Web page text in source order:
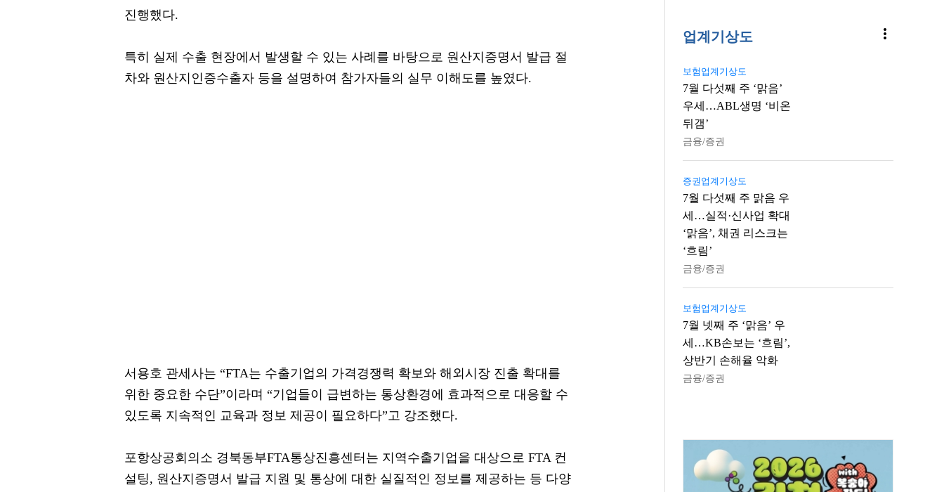
진행했다.
특히 실제 수출 현장에서 발생할 수 있는 사례를 바탕으로 원산지증명서 발급 절
차와 원산지인증수출자 등을 설명하여 참가자들의 실무 이해도를 높였다.
서용호 관세사는 “FTA는 수출기업의 가격경쟁력 확보와 해외시장 진출 확대를
위한 중요한 수단”이라며 “기업들이 급변하는 통상환경에 효과적으로 대응할 수
있도록 지속적인 교육과 정보 제공이 필요하다”고 강조했다.
포항상공회의소 경북동부FTA통상진흥센터는 지역수출기업을 대상으로 FTA 컨
설팅, 원산지증명서 발급 지원 및 통상에 대한 실질적인 정보를 제공하는 등 다양
업계기상도 more_vert
보험업계기상도
7월 다섯째 주 ‘맑음’
우세…ABL생명 ‘비온
뒤갬’
금융/증권
증권업계기상도
7월 다섯째 주 맑음 우
세…실적·신사업 확대
‘맑음’, 채권 리스크는
‘흐림’
금융/증권
보험업계기상도
7월 넷째 주 ‘맑음’ 우
세…KB손보는 ‘흐림’,
상반기 손해율 악화
금융/증권